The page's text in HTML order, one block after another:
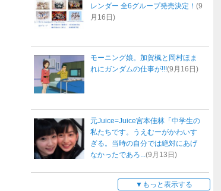
レンダー 全6グループ発売決定！ (9
月16日)
モーニング娘。加賀楓と岡村ほま
れにガンダムの仕事が!!!(9月16日)
元Juice=Juice宮本佳林「中学生の
私たちです。うえむーがかわいす
ぎる。当時の自分では絶対にあげ
なかったであろ...(9月13日)
もっと表示する